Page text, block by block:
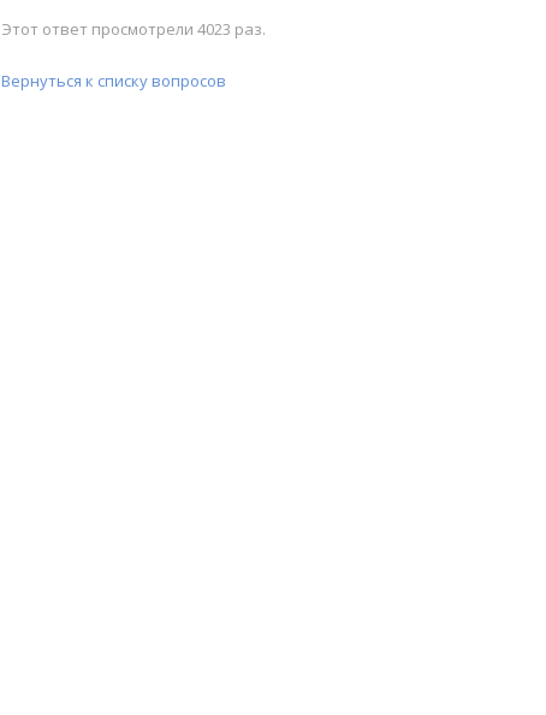
Этот ответ просмотрели 4023 раз.
Вернуться к списку вопросов